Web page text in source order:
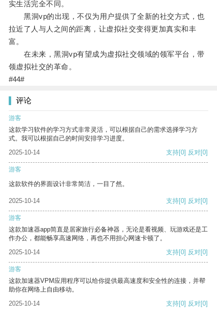
实生活完全不同。
黑洞vp的出现，不仅为用户提供了全新的社交方式，也
拉近了人与人之间的距离，让虚拟社交变得更加真实和丰
富。
在未来，黑洞vp有望成为虚拟社交领域的领军平台，带
领虚拟社交的革命。
#44#
评论
游客
这款学习软件的学习方式非常灵活，可以根据自己的需求选择学习方
式。我可以根据自己的时间安排学习进度。
2025-10-14
支持[0] 反对[0]
游客
这款软件的界面设计非常简洁，一目了然。
2025-10-14 支持[0] 反对[0]
游客
这款加速器app简直是居家旅行必备神器，无论是看视频、玩游戏还是工
作办公，都能畅享高速网络，再也不用担心网速卡顿了。
2025-10-14
支持[0] 反对[0]
游客
这款加速器VPM应用程序可以给你提供最高速度和安全性的连接，并帮
助你在网络上自由移动。
2025-10-14
支持[0] 反对[0]